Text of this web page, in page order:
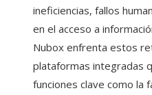
ineficiencias, fallos
en el acceso a
Nubox enfrenta estos
plataformas integradas
funciones clave como la